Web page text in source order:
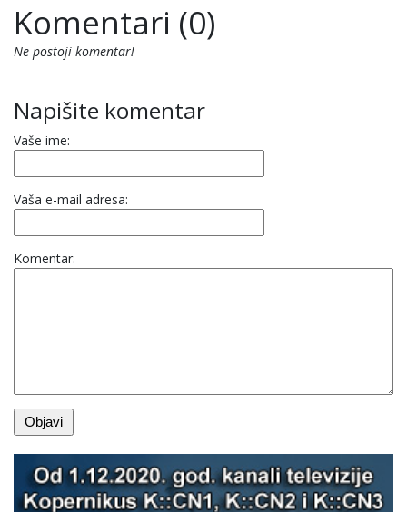
Komentari (0)
Ne postoji komentar!
Napišite komentar
Vaše ime:
Vaša e-mail adresa:
Komentar: